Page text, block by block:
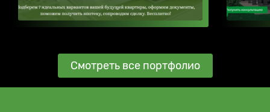
Смотреть все портфолио